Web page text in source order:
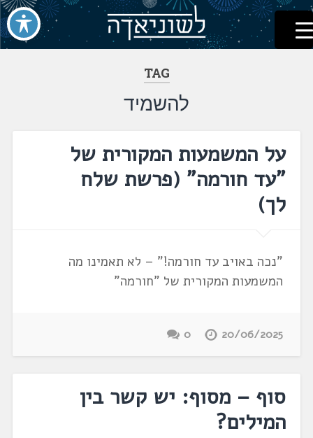
דלג
לתוכן
לשוניאדה
עברית. לשון. שפה
TAG
להשמיד
על המשמעות המקורית של
"עד חורמה" (פרשת שלח
לך)
"נכה באויב עד חורמה!" – לא תאמינו מה
המשמעות המקורית של "חורמה"
20/06/2025
0
סוף – מסוף: יש קשר בין
המילים?